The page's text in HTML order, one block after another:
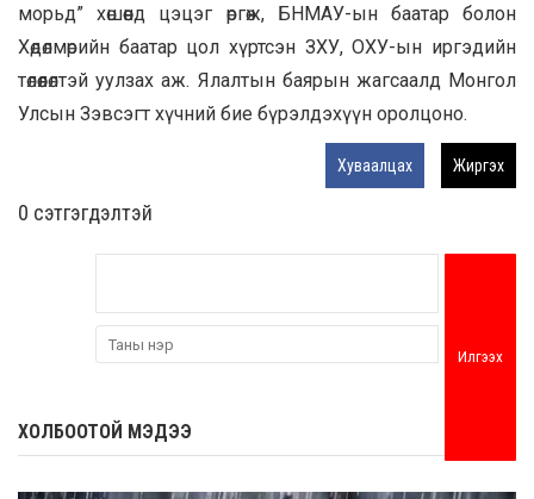
морьд” хөшөөнд цэцэг өргөж, БНМАУ-ын баатар болон
Хөдөлмөрийн баатар цол хүртсэн ЗХУ, ОХУ-ын иргэдийн
төлөөлөлтэй уулзах аж. Ялалтын баярын жагсаалд Монгол
Улсын Зэвсэгт хүчний бие бүрэлдэхүүн оролцоно.
Хуваалцах Жиргэх
0 cэтгэгдэлтэй
Илгээх
ХОЛБООТОЙ МЭДЭЭ